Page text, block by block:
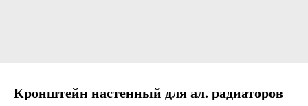
Кронштейн настенный для ал. радиаторов